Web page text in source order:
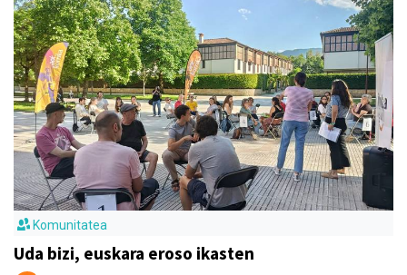
Komunitatea
Uda bizi, euskara eroso ikasten